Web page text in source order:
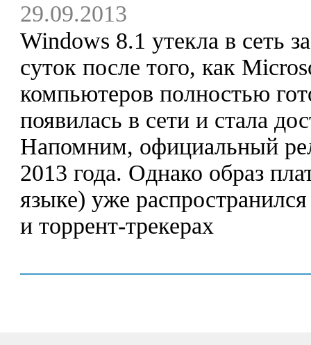
29.09.2013
Windows 8.1 утекла в сеть
суток после того, как
компьютеров полностью
появилась в сети и стала
Напомним, официальный
2013 года. Однако образ
языке) уже
и торрент-трекерах